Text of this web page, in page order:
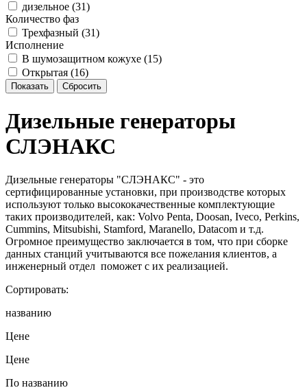
дизельное (31)
Количество фаз
Трехфазный (31)
Исполнение
В шумозащитном кожухе (15)
Открытая (16)
Дизельные генераторы
СЛЭНАКС
Дизельные генераторы "СЛЭНАКС" - это
сертифицированные установки, при производстве которых
используют только высококачественные комплектующие
таких производителей, как: Volvo Penta, Doosan, Iveco, Perkins,
Cummins, Mitsubishi, Stamford, Maranello, Datacom и т.д.
Огромное преимущество заключается в том, что при сборке
данных станций учитываются все пожелания клиентов, а
инженерный отдел поможет с их реализацией.
Сортировать:
названию
Цене
Цене
По названию